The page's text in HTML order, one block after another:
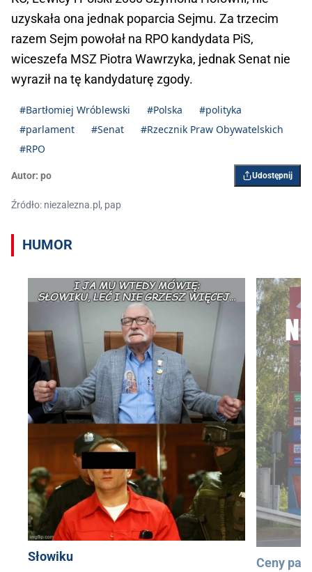
uzyskała ona jednak poparcia Sejmu. Za trzecim
razem Sejm powołał na RPO kandydata PiS,
wiceszefa MSZ Piotra Wawrzyka, jednak Senat nie
wyraził na tę kandydaturę zgody.
#Bartłomiej Wróblewski #Polska
#polityka
#parlament
#Senat
#Rzecznik Praw Obywatelskich
#RPO
Autor: po Udostępnij
Źródło: niezalezna.pl, pap
HUMOR
Słowiku Ceny